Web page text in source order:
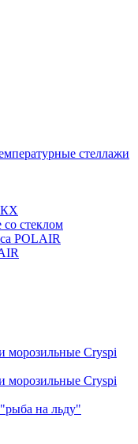
стеллажи
КХ
стеклом
POLAIR
морозильные Cryspi
морозильные Cryspi
на льду"